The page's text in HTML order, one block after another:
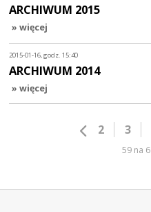
ARCHIWUM 2015
» więcej
2015-01-16, godz. 15:40
ARCHIWUM 2014
» więcej
2 3
59 na